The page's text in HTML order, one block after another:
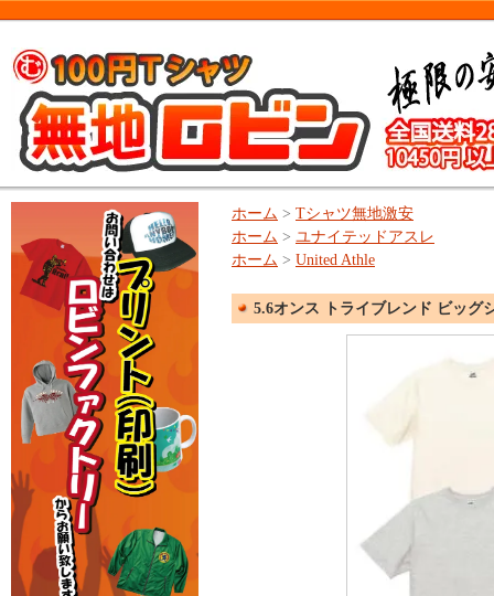
ホーム > Tシャツ無地激安
ホーム > ユナイテッドアスレ
ホーム > United Athle
5.6オンス トライブレンド ビッグ